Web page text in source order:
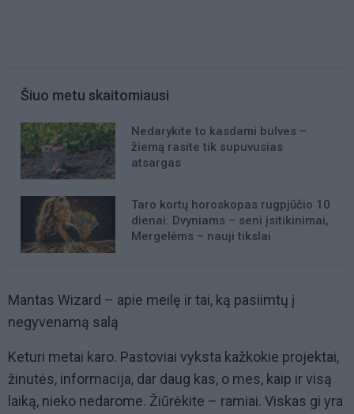
Šiuo metu skaitomiausi
Nedarykite to kasdami bulves –
žiemą rasite tik supuvusias
atsargas
Taro kortų horoskopas rugpjūčio 10
dienai: Dvyniams – seni įsitikinimai,
Mergelėms – nauji tikslai
Mantas Wizard – apie meilę ir tai, ką pasiimtų į
negyvenamą salą
Keturi metai karo. Pastoviai vyksta kažkokie projektai,
žinutės, informacija, dar daug kas, o mes, kaip ir visą
laiką, nieko nedarome. Žiūrėkite – ramiai. Viskas gi yra